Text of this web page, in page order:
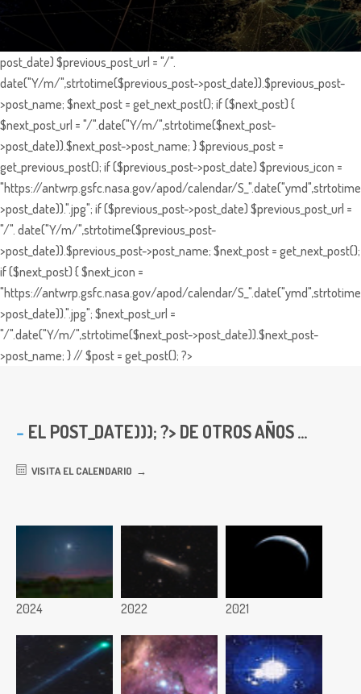
post_date) $previous_post_url = "/".
date("Y/m/",strtotime($previous_post->post_date)).$previous_post-
>post_name; $next_post = get_next_post(); if ($next_post) {
$next_post_url = "/".date("Y/m/",strtotime($next_post-
>post_date)).$next_post->post_name; } $previous_post =
get_previous_post(); if ($previous_post->post_date) $previous_icon =
"https://antwrp.gsfc.nasa.gov/apod/calendar/
>post_date)).".jpg"; if ($previous_post->post_date) $previous_post_url =
"/". date("Y/m/",strtotime($previous_post-
>post_date)).$previous_post->post_name; $next_post = get_next_post();
if ($next_post) { $next_icon =
"https://antwrp.gsfc.nasa.gov/apod/calendar/
>post_date)).".jpg"; $next_post_url =
"/".date("Y/m/",strtotime($next_post->post_date)).$next_post-
>post_name; } // $post = get_post(); ?>
EL POST_DATE))); ?> DE OTROS AÑOS ...
VISITA EL CALENDARIO
2024 2022 2021